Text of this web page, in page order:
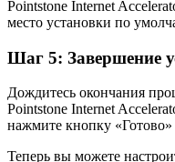
Pointstone Internet
место установки по
Шаг 5: Завершение
Дождитесь окончания
Pointstone Internet
нажмите кнопку «Готово»
Теперь вы можете